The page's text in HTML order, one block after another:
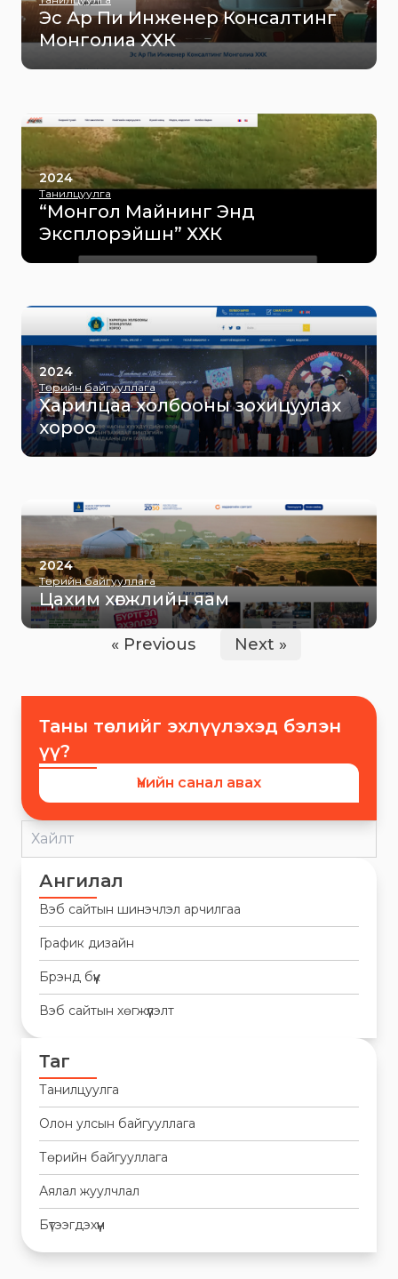
Эс Ар Пи Инженер Консалтинг
Монголиа ХХК
2024
Танилцуулга
“Монгол Майнинг Энд
Эксплорэйшн” ХХК
2024
Төрийн байгууллага
Харилцаа холбооны зохицуулах
хороо
2024
Төрийн байгууллага
Цахим хөгжлийн яам
« Previous Next »
Таны төслийг эхлүүлэхэд бэлэн
үү?
Үнийн санал авах
Ангилал
Вэб сайтын шинэчлэл арчилгаа
График дизайн
Брэнд бүүк
Вэб сайтын хөгжүүлэлт
Таг
Танилцуулга
Олон улсын байгууллага
Төрийн байгууллага
Аялал жуулчлал
Бүтээгдэхүүн